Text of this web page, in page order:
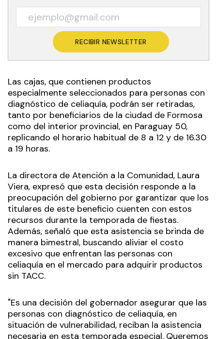
RECIBIR NEWSLETTER
Las cajas, que contienen productos
especialmente seleccionados para personas con
diagnóstico de celiaquía, podrán ser retiradas,
tanto por beneficiarios de la ciudad de Formosa
como del interior provincial, en Paraguay 50,
replicando el horario habitual de 8 a 12 y de 16.30
a 19 horas.
La directora de Atención a la Comunidad, Laura
Viera, expresó que esta decisión responde a la
preocupación del gobierno por garantizar que los
titulares de este beneficio cuenten con estos
recursos durante la temporada de fiestas.
Además, señaló que esta asistencia se brinda de
manera bimestral, buscando aliviar el costo
excesivo que enfrentan las personas con
celiaquía en el mercado para adquirir productos
sin TACC.
"Es una decisión del gobernador asegurar que las
personas con diagnóstico de celiaquía, en
situación de vulnerabilidad, reciban la asistencia
necesaria en esta temporada especial. Queremos